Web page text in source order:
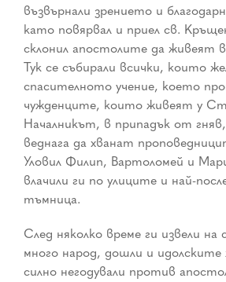
възвърнали зрението и
като повярвал и приел св.
склонил апостолите да живеят
Тук се събирали всички, които
спасителното учение, което
чужденците, които живеят у
Началникът, в припадък от гняв,
веднага да хванат
Уловил Филип, Вартоломей и
влачили ги по улиците и най-
тъмница.
След няколко време ги извели на
много народ, дошли и
силно негодували против